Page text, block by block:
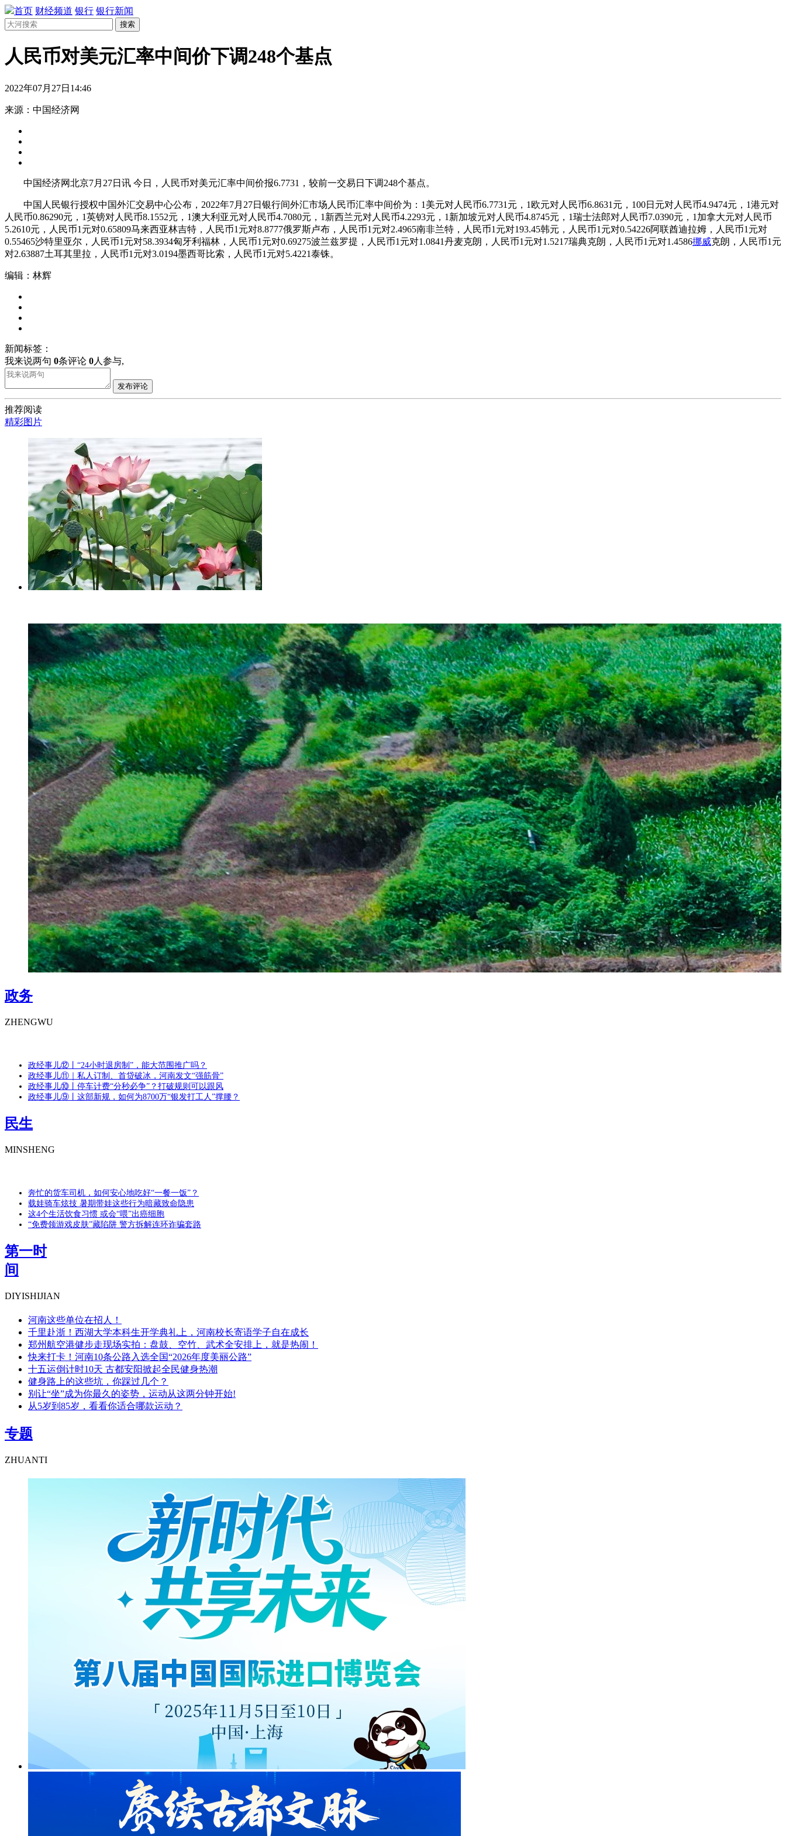
首页 财经频道 银行 银行新闻
搜索
人民币对美元汇率中间价下调248个基点
2022年07月27日14:46
来源：中国经济网
中国经济网北京7月27日讯 今日，人民币对美元汇率中间价报6.7731，较前一交易日下调248个基点。
中国人民银行授权中国外汇交易中心公布，2022年7月27日银行间外汇市场人民币汇率中间价为：1美元对人民币6.7731元，1欧元对人民币6.8631元，100日元对人民币4.9474元，1港元对
人民币0.86290元，1英镑对人民币8.1552元，1澳大利亚元对人民币4.7080元，1新西兰元对人民币4.2293元，1新加坡元对人民币4.8745元，1瑞士法郎对人民币7.0390元，1加拿大元对人民币
5.2610元，人民币1元对0.65809马来西亚林吉特，人民币1元对8.8777俄罗斯卢布，人民币1元对2.4965南非兰特，人民币1元对193.45韩元，人民币1元对0.54226阿联酋迪拉姆，人民币1元对
0.55465沙特里亚尔，人民币1元对58.3934匈牙利福林，人民币1元对0.69275波兰兹罗提，人民币1元对1.0841丹麦克朗，人民币1元对1.5217瑞典克朗，人民币1元对1.4586挪威克朗，人民币1元
对2.63887土耳其里拉，人民币1元对3.0194墨西哥比索，人民币1元对5.4221泰铢。
编辑：林辉
新闻标签：
我来说两句 0条评论 0人参与,
发布评论
推荐阅读